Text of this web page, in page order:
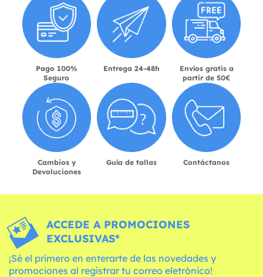
Pago 100%
Seguro
Entrega 24-48h
Envíos gratis a
partir de 50€
Cambios y
Devoluciones
Guía de tallas Contáctanos
ACCEDE A PROMOCIONES
EXCLUSIVAS*
¡Sé el primero en enterarte de las novedades y
promociones al registrar tu correo eletrónico!